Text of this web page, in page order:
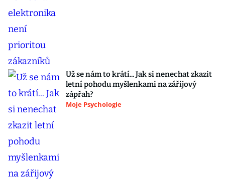
Už se nám to krátí... Jak si nenechat zkazit
letní pohodu myšlenkami na zářijový
zápřah?
Moje Psychologie